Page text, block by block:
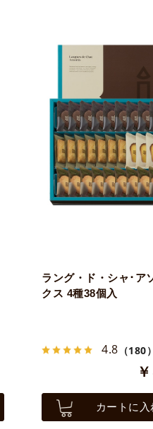
ラング・ド・シャ･ア
クス 4種38個入
4.8 （180）
カートに入